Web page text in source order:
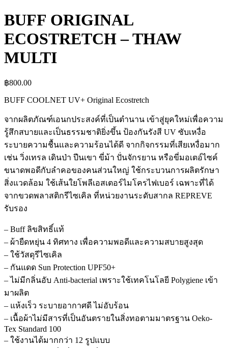
BUFF ORIGINAL
ECOSTRETCH – THAW
MULTI
฿800.00
BUFF COOLNET UV+ Original Ecostretch
จากผลิตภัณฑ์เอนกประสงค์ที่เป็นตำนาน เข้าสู่ยุคใหม่เพื่อความ
รู้สึกสบายและเป็นธรรมชาติยิ่งขึ้น ป้องกันรังสี UV ซับเหงื่อ
ระบายความชื้นและความร้อนได้ดี จากกิจกรรมที่เสียเหงื่อมาก
เช่น วิ่งเทรล เดินป่า ปีนเขา ขี่ม้า ปั่นจักรยาน หรือขี่มอเตอ์ไซค์
ขนาดพอดีกับลำคอของคนส่วนใหญ่ ใช้กระบวนการผลิตรักษา
สิ่งแวดล้อม ใช้เส้นใยโพลีเอสเตอร์ไมโครไฟเบอร์ เฉพาะที่ได้
จากขวดพลาสติกรีไซเคิล ที่หน่วยงานระดับสากล REPREVE
รับรอง
– Buff ลิขสิทธิ์แท้
– ผ้ายืดหยุ่น 4 ทิศทาง เพื่อความพอดีและความสบายสูงสุด
– ใช้วัสดุรีไซเคิล
– กันแดด Sun Protection UPF50+
– ไม่มีกลิ่นอับ Anti-bacterial เพราะใช้เทคโนโลยี Polygiene เข้า
มาผลิต
– แห้งเร็ว ระบายอากาศดี ไม่อับร้อน
– เนื้อผ้าไม่มีสารที่เป็นอันตรายในสิ่งทอตามมาตรฐาน Oeko-
Tex Standard 100
– ใช้งานได้มากกว่า 12 รูปแบบ